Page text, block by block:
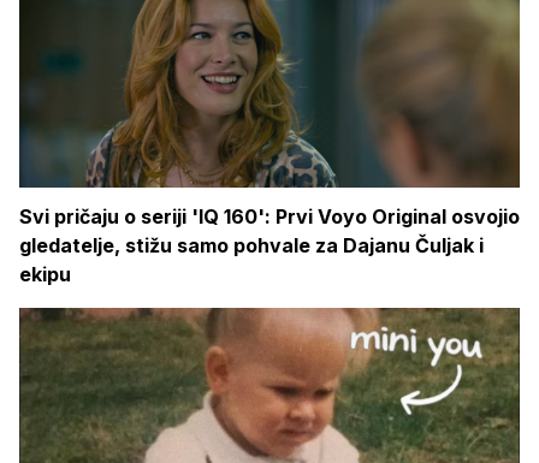
Svi pričaju o seriji 'IQ 160': Prvi Voyo Original osvojio
gledatelje, stižu samo pohvale za Dajanu Čuljak i
ekipu